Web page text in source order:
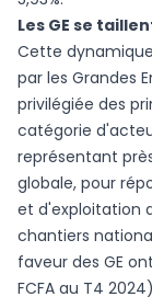
Les GE se
Cette
par les Grandes
privilégiée des
catégorie
représentant
globale, pour
et d'exploitation
chantiers
faveur des GE
FCFA au T4